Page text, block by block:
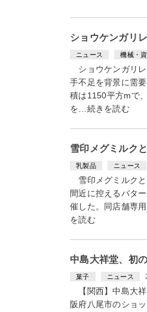
ショウケンガリ
ニュース 機械・
ショウケンガリレ
手不足を背景に需
積は1150平方mで
を…続きを読む
雪印メグミルク
乳製品 ニュース
雪印メグミルク
間近に控えるバタ
催した。同店舗専
を読む
中島大祥堂、初
菓子 ニュース
【関西】中島大祥
阪府八尾市のショ